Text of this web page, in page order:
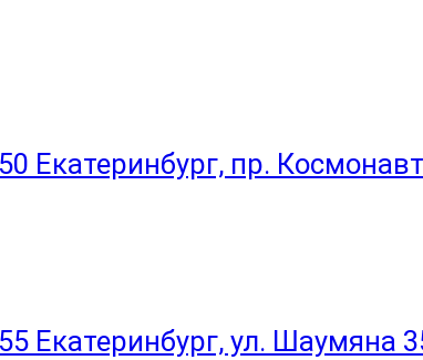
Екатеринбург, пр.
Екатеринбург, ул. Шаумяна